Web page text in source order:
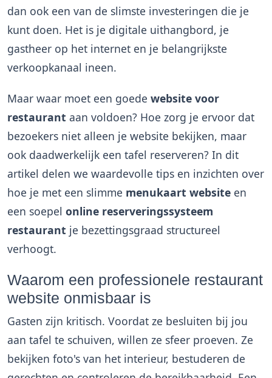
dan ook een van de slimste investeringen die je
kunt doen. Het is je digitale uithangbord, je
gastheer op het internet en je belangrijkste
verkoopkanaal ineen.
Maar waar moet een goede website voor
restaurant aan voldoen? Hoe zorg je ervoor dat
bezoekers niet alleen je website bekijken, maar
ook daadwerkelijk een tafel reserveren? In dit
artikel delen we waardevolle tips en inzichten over
hoe je met een slimme menukaart website en
een soepel online reserveringssysteem
restaurant je bezettingsgraad structureel
verhoogt.
Waarom een professionele restaurant
website onmisbaar is
Gasten zijn kritisch. Voordat ze besluiten bij jou
aan tafel te schuiven, willen ze sfeer proeven. Ze
bekijken foto's van het interieur, bestuderen de